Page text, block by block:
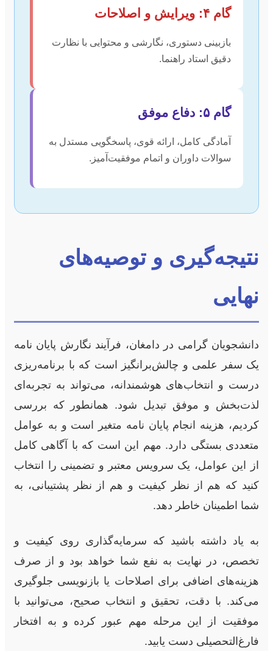
گام ۴: ویرایش و اصلاحات
بازبینی دستوری، نگارشی و محتوایی با نظارت
دقیق استاد راهنما.
گام ۵: دفاع موفق
آمادگی کامل، ارائه قوی، پاسخگویی مستدل به
سوالات داوران و اتمام موفقیت‌آمیز.
نتیجه‌گیری و توصیه‌های
نهایی
دانشجویان گرامی در دامغان، فرآیند نگارش پایان نامه
یک سفر علمی و چالش‌برانگیز است که با برنامه‌ریزی
درست و انتخاب‌های هوشمندانه، می‌تواند به تجربه‌ای
لذت‌بخش و موفق تبدیل شود. همانطور که بررسی
کردیم، هزینه انجام پایان نامه متغیر است و به عوامل
متعددی بستگی دارد. مهم این است که با آگاهی کامل
از این عوامل، یک سرویس معتبر و تضمینی را انتخاب
کنید که هم از نظر کیفیت و هم از نظر پشتیبانی، به
شما اطمینان خاطر دهد.
به یاد داشته باشید که سرمایه‌گذاری روی کیفیت و
تخصص، در نهایت به نفع شما خواهد بود و از صرف
هزینه‌های اضافی برای اصلاحات یا بازنویسی جلوگیری
می‌کند. با دقت، تحقیق و انتخاب صحیح، می‌توانید با
موفقیت از این مرحله مهم عبور کرده و به افتخار
فارغ‌التحصیلی دست یابید.